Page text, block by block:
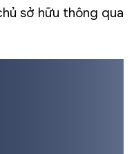
sở hữu thông qua